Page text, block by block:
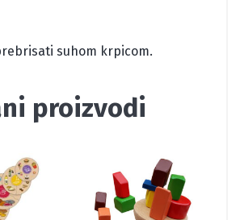
suhom krpicom.
proizvodi